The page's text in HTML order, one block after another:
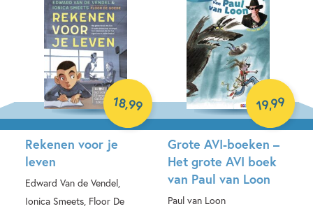
Rekenen voor je
leven
Edward Van de Vendel,
Ionica Smeets, Floor De
18,99
Grote AVI-boeken –
Het grote AVI boek
van Paul van Loon
Paul van Loon
19,99